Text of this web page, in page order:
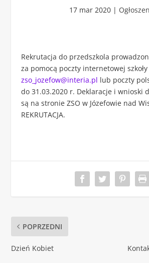
17 mar 2020|
Rekrutacja do przedszkola
za pomocą poczty internetowej szkoły
zso_jozefow@interia.pl lub poczty
do 31.03.2020 r. Deklaracje i wnioski
są na stronie ZSO w Józefowie nad
REKRUTACJA.
POPRZEDNI
Dzień Kobiet